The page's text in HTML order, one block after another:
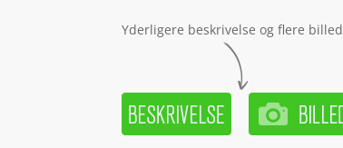
Yderligere beskrivelse og flere